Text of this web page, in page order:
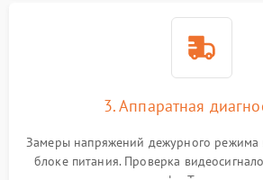
3. Аппаратная
Замеры напряжений дежурного режима
блоке питания. Проверка